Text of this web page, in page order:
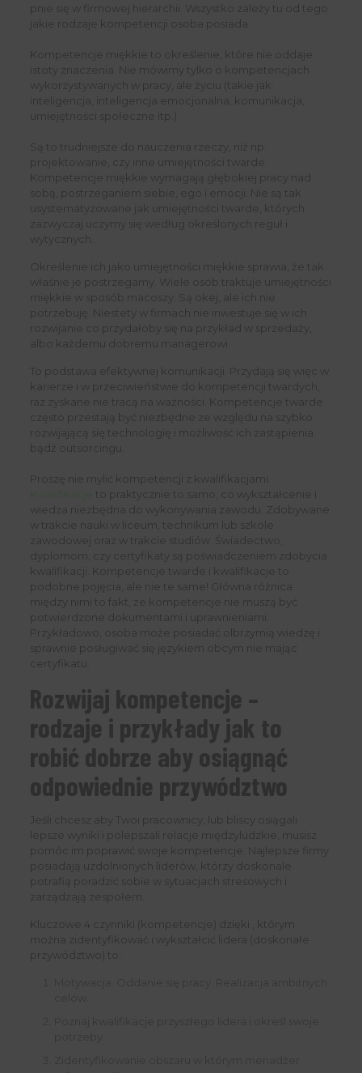
pnie się w firmowej hierarchii. Wszystko zależy tu od tego
jakie rodzaje kompetencji osoba posiada.
Kompetencje miękkie to określenie, które nie oddaje
istoty znaczenia. Nie mówimy tylko o kompetencjach
wykorzystywanych w pracy, ale życiu (takie jak:
inteligencja, inteligencja emocjonalna, komunikacja,
umiejętności społeczne itp.)
Są to trudniejsze do nauczenia rzeczy, niż np.
projektowanie, czy inne umiejętności twarde.
Kompetencje miękkie wymagają głębokiej pracy nad
sobą, postrzeganiem siebie, ego i emocji. Nie są tak
usystematyzowane jak umiejętności twarde, których
zazwyczaj uczymy się według określonych reguł i
wytycznych.
Określenie ich jako umiejętności miękkie sprawia, że tak
właśnie je postrzegamy. Wiele osób traktuje umiejętności
miękkie w sposób macoszy. Są okej, ale ich nie
potrzebuję. Niestety w firmach nie inwestuje się w ich
rozwijanie co przydałoby się na przykład w sprzedaży,
albo każdemu dobremu managerowi.
To podstawa efektywnej komunikacji. Przydają się więc w
karierze i w przeciwieństwie do kompetencji twardych,
raz zyskane nie tracą na ważności. Kompetencje twarde
często przestają być niezbędne ze względu na szybko
rozwijającą się technologię i możliwość ich zastąpienia
bądź outsorcingu.
Proszę nie mylić kompetencji z kwalifikacjami.
to praktycznie to samo, co wykształcenie i
wiedza niezbędna do wykonywania zawodu. Zdobywane
w trakcie nauki w liceum, technikum lub szkole
zawodowej oraz w trakcie studiów. Świadectwo,
dyplomom, czy certyfikaty są poświadczeniem zdobycia
kwalifikacji. Kompetencje twarde i kwalifikacje to
podobne pojęcia, ale nie te same! Główna różnica
między nimi to fakt, że kompetencje nie muszą być
potwierdzone dokumentami i uprawnieniami.
Przykładowo, osoba może posiadać olbrzymią wiedzę i
sprawnie posługiwać się językiem obcym nie mając
certyfikatu.
Rozwijaj kompetencje –
rodzaje i przykłady jak to
robić dobrze aby osiągnąć
odpowiednie przywództwo
Jeśli chcesz aby Twoi pracownicy, lub bliscy osiągali
lepsze wyniki i polepszali relacje międzyludzkie, musisz
pomóc im poprawić swoje kompetencje. Najlepsze firmy
posiadają uzdolnionych liderów, którzy doskonale
potrafią poradzić sobie w sytuacjach stresowych i
zarządzają zespołem.
Kluczowe 4 czynniki (kompetencje) dzięki , którym
można zidentyfikować i wykształcić lidera (doskonałe
przywództwo) to: